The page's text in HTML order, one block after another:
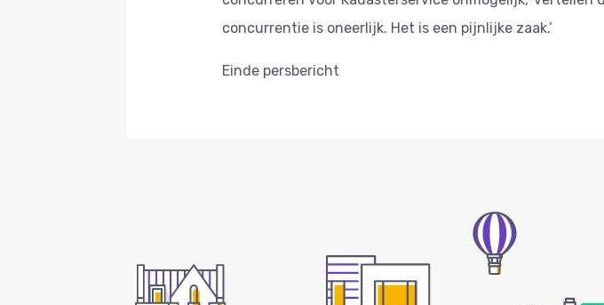
concurrentie is oneerlijk. Het is een pijnlijke zaak.’
Einde persbericht